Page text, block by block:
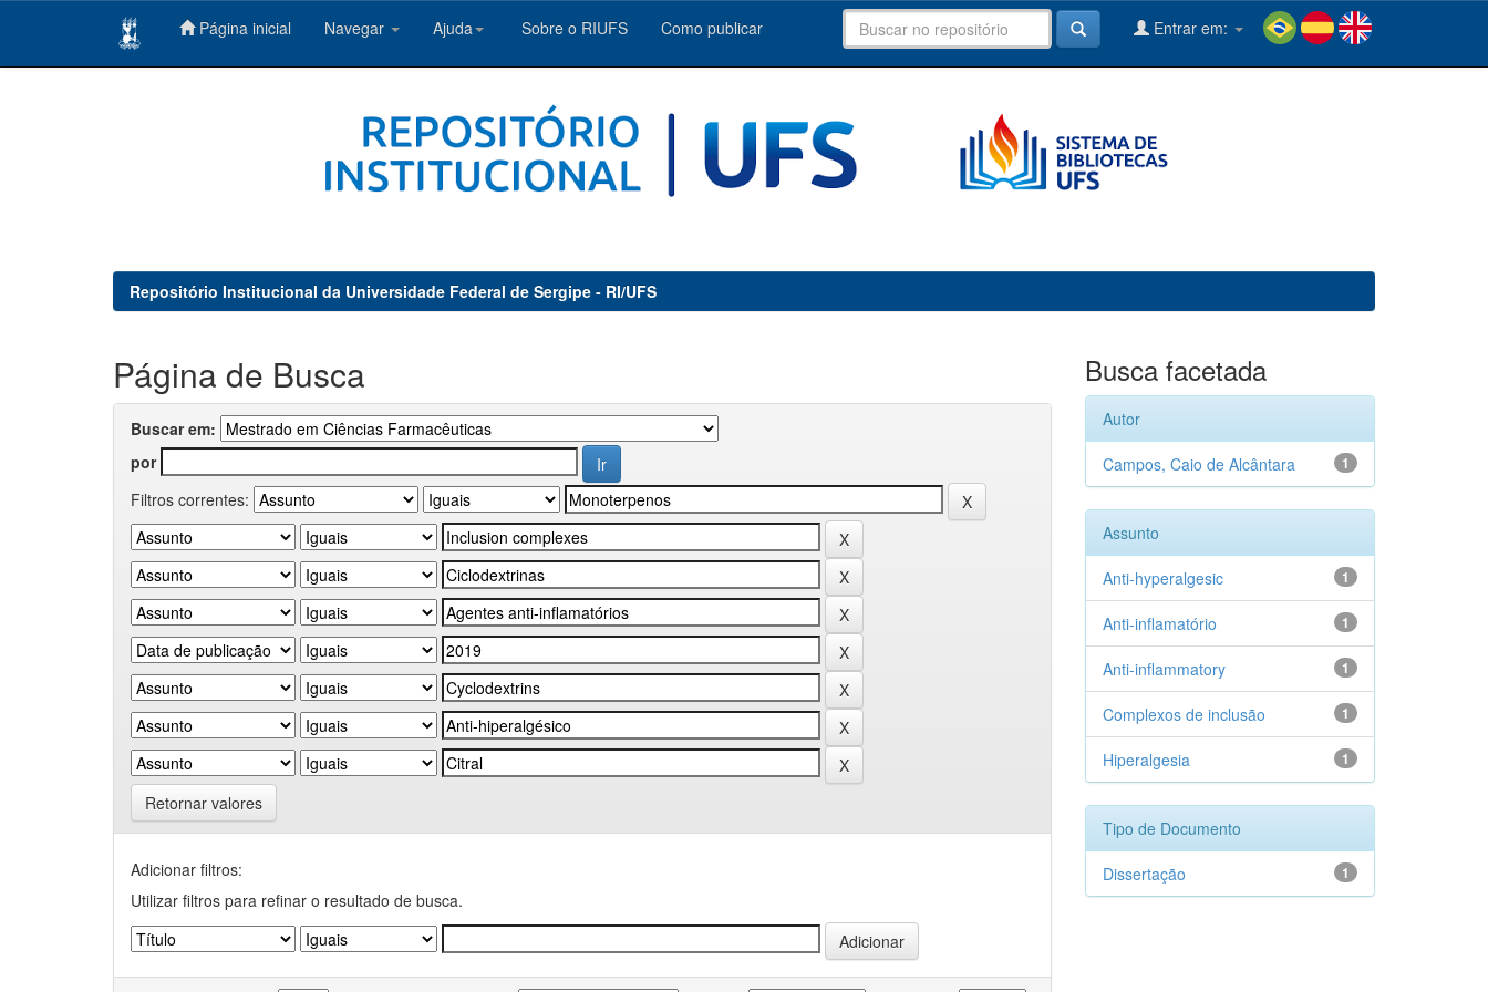
Página inicial Navegar Ajuda Sobre o RIUFS Como publicar Entrar em:
Repositório Institucional da Universidade Federal de Sergipe - RI/UFS
Página de Busca
Buscar em:
por
Filtros correntes:
Retornar valores
Adicionar filtros:
Utilizar filtros para refinar o resultado de busca.
Busca facetada
Autor
1
Campos, Caio de Alcântara
Assunto
1
Anti-hyperalgesic
1
Anti-inflamatório
1
Anti-inflammatory
1
Complexos de inclusão
1
Hiperalgesia
Tipo de Documento
1
Dissertação